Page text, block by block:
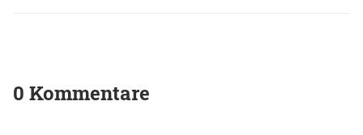
0 Kommentare